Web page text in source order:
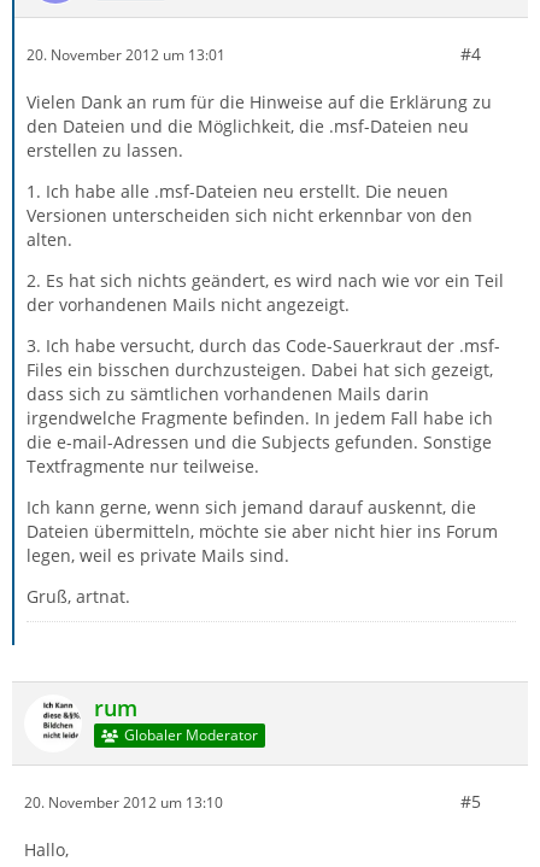
20. November 2012 um 13:01 #4
Vielen Dank an rum für die Hinweise auf die Erklärung zu
den Dateien und die Möglichkeit, die .msf-Dateien neu
erstellen zu lassen.
1. Ich habe alle .msf-Dateien neu erstellt. Die neuen
Versionen unterscheiden sich nicht erkennbar von den
alten.
2. Es hat sich nichts geändert, es wird nach wie vor ein Teil
der vorhandenen Mails nicht angezeigt.
3. Ich habe versucht, durch das Code-Sauerkraut der .msf-
Files ein bisschen durchzusteigen. Dabei hat sich gezeigt,
dass sich zu sämtlichen vorhandenen Mails darin
irgendwelche Fragmente befinden. In jedem Fall habe ich
die e-mail-Adressen und die Subjects gefunden. Sonstige
Textfragmente nur teilweise.
Ich kann gerne, wenn sich jemand darauf auskennt, die
Dateien übermitteln, möchte sie aber nicht hier ins Forum
legen, weil es private Mails sind.
Gruß, artnat.
rum
Globaler Moderator
20. November 2012 um 13:10 #5
Hallo,